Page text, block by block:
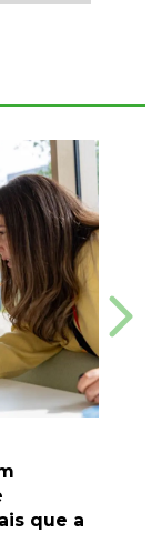
amplia